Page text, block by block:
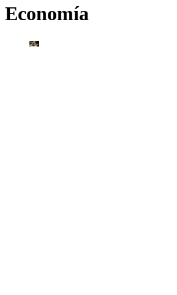
Economía